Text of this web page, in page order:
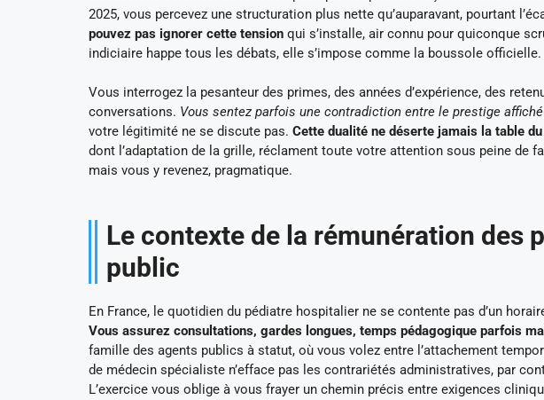
2025, vous percevez une structuration plus nette qu’auparavant, pourtant
pouvez pas ignorer cette tension qui s’installe, air connu pour quiconque
indiciaire happe tous les débats, elle s’impose comme la boussole officielle.
Vous interrogez la pesanteur des primes, des années d’expérience, des
conversations. Vous sentez parfois une contradiction entre le prestige
votre légitimité ne se discute pas. Cette dualité ne déserte jamais la table
dont l’adaptation de la grille, réclament toute votre attention sous peine de
mais vous y revenez, pragmatique.
Le contexte de la rémunération des
public
En France, le quotidien du pédiatre hospitalier ne se contente pas d’un
Vous assurez consultations, gardes longues, temps pédagogique parfois
famille des agents publics à statut, où vous volez entre l’attachement
de médecin spécialiste n’efface pas les contrariétés administratives, par
L’exercice vous oblige à vous frayer un chemin précis entre exigences